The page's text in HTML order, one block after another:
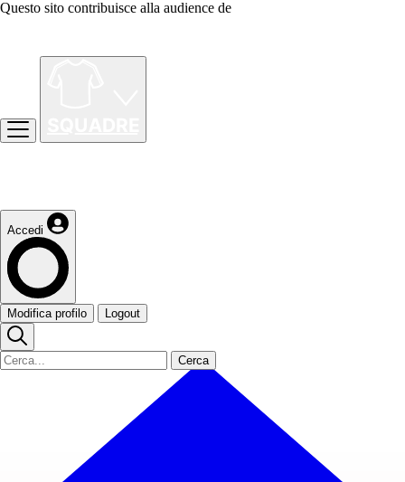
Questo sito contribuisce alla audience de
Accedi
Modifica profilo Logout
Cerca